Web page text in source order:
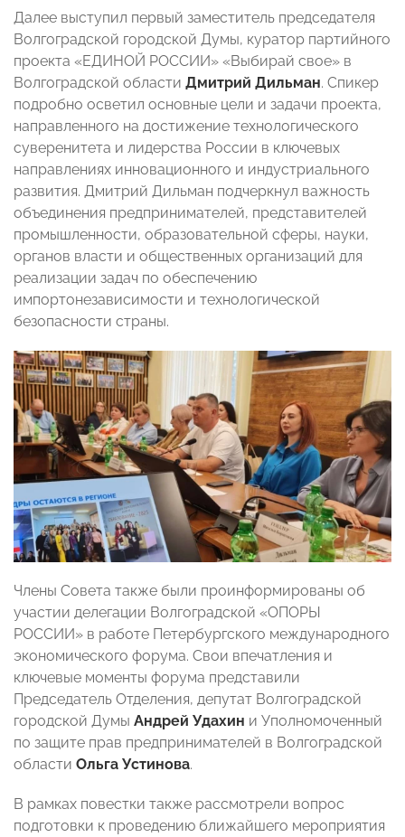
Далее выступил первый заместитель председателя
Волгоградской городской Думы, куратор партийного
проекта «ЕДИНОЙ РОССИИ» «Выбирай свое» в
Волгоградской области Дмитрий Дильман. Спикер
подробно осветил основные цели и задачи проекта,
направленного на достижение технологического
суверенитета и лидерства России в ключевых
направлениях инновационного и индустриального
развития. Дмитрий Дильман подчеркнул важность
объединения предпринимателей, представителей
промышленности, образовательной сферы, науки,
органов власти и общественных организаций для
реализации задач по обеспечению
импортонезависимости и технологической
безопасности страны.
Члены Совета также были проинформированы об
участии делегации Волгоградской «ОПОРЫ
РОССИИ» в работе Петербургского международного
экономического форума. Свои впечатления и
ключевые моменты форума представили
Председатель Отделения, депутат Волгоградской
городской Думы Андрей Удахин и Уполномоченный
по защите прав предпринимателей в Волгоградской
области Ольга Устинова.
В рамках повестки также рассмотрели вопрос
подготовки к проведению ближайшего мероприятия